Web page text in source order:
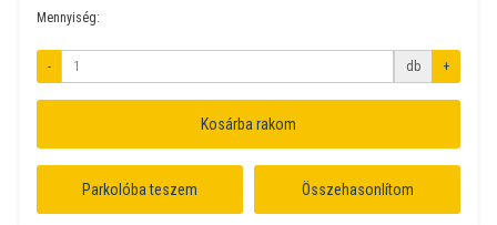
Mennyiség:
- db +
Kosárba rakom
Parkolóba teszem Összehasonlítom